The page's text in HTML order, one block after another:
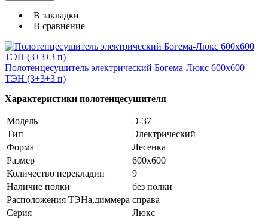
В закладки
В сравнение
Полотенцесушитель электрический Богема-Люкс 600х600
ТЭН (3+3+3 п)
Характеристики полотенцесушителя
Модель
Э-37
Тип
Электрический
Форма
Лесенка
Размер
600х600
Количество перекладин
9
Наличие полки
без полки
Расположения ТЭНа,диммера справа
Серия
Люкс